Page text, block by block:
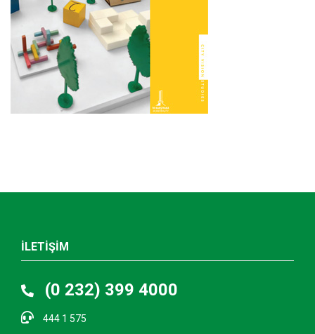
İLETİŞİM
(0 232) 399 4000
444 1 575